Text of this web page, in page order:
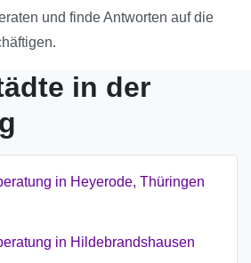
und finde Antworten auf die
in der
in Heyerode, Thüringen
in Hildebrandshausen